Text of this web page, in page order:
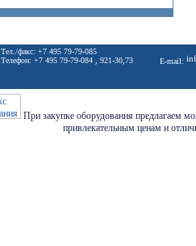
Тел./факс: +7 495 79-79-085
Телефон: +7 495 79-79-084 , 921-30,73
E-mail:
При закупке оборудования предлагаем
привлекательным ценам и